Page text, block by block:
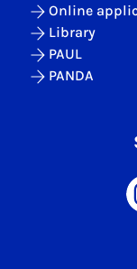
Online
Library
PAUL
PANDA